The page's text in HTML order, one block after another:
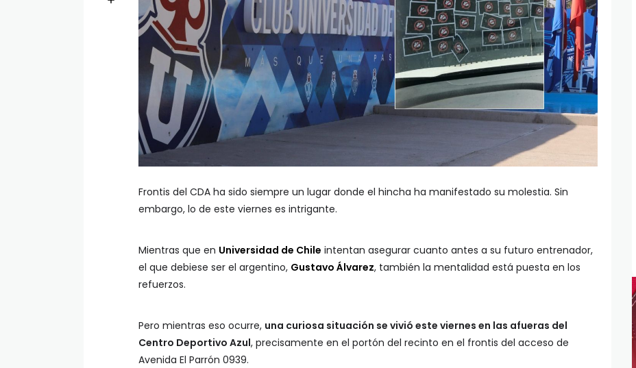
Frontis del CDA ha sido siempre un lugar donde el hincha ha manifestado su molestia. Sin
embargo, lo de este viernes es intrigante.
Mientras que en Universidad de Chile intentan asegurar cuanto antes a su futuro entrenador,
el que debiese ser el argentino, Gustavo Álvarez, también la mentalidad está puesta en los
refuerzos.
Pero mientras eso ocurre, una curiosa situación se vivió este viernes en las afueras del
Centro Deportivo Azul, precisamente en el portón del recinto en el frontis del acceso de
Avenida El Parrón 0939.